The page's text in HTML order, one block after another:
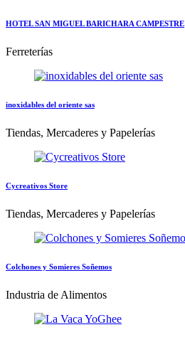
HOTEL SAN MIGUEL BARICHARA CAMPESTRE
Ferreterías
inoxidables del oriente sas
Tiendas, Mercaderes y Papelerías
Cycreativos Store
Tiendas, Mercaderes y Papelerías
Colchones y Somieres Soñemos
Industria de Alimentos